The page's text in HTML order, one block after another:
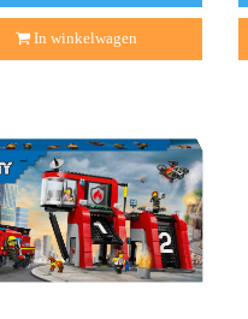
In winkelwagen